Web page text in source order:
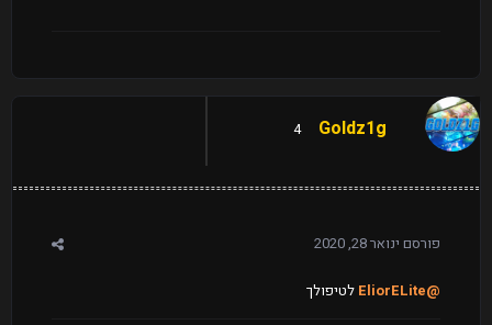
Goldz1g
4
פורסם ינואר 28, 2020
@EliorELite לטיפולך